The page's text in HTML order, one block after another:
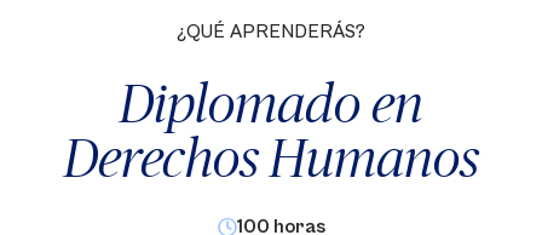
¿QUÉ APRENDERÁS?
Diplomado en
Derechos Humanos
100 horas